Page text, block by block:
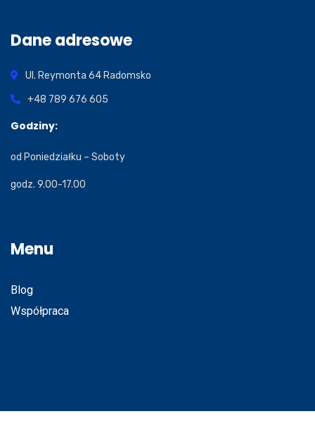
Dane adresowe
Ul. Reymonta 64 Radomsko
+48 789 676 605
Godziny:
od Poniedziałku – Soboty
godz. 9.00-17.00
Menu
Blog
Współpraca